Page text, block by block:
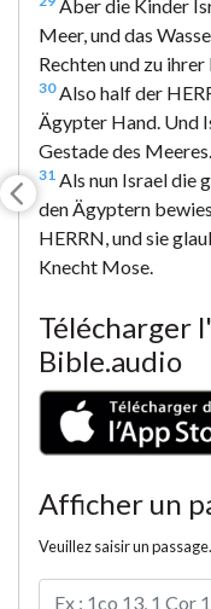
Aber die Kinder
Meer, und das
Rechten und zu ihrer
30Also half der
Ägypter Hand. Und
Gestade des Meeres.
31 Als nun Israel die
den Ägyptern
HERRN, und sie
Knecht Mose.
Télécharger
Bible.audio
Afficher un
Veuillez saisir un passage.